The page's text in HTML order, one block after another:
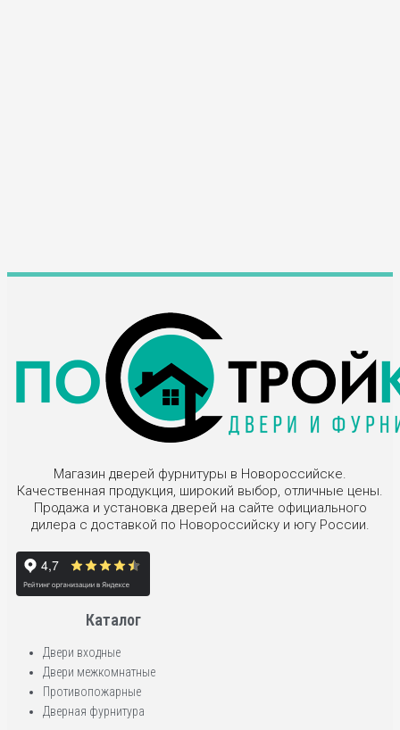
Магазин дверей фурнитуры в Новороссийске.
Качественная продукция, широкий выбор, отличные цены.
Продажа и установка дверей на сайте официального
дилера с доставкой по Новороссийску и югу России.
Каталог
Двери входные
Двери межкомнатные
Противопожарные
Дверная фурнитура